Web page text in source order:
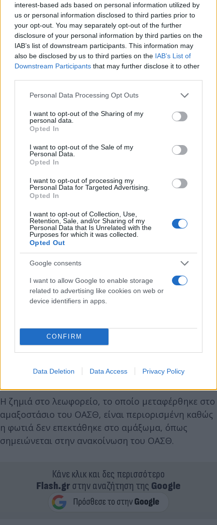
interest-based ads based on personal information utilized by
us or personal information disclosed to third parties prior to
your opt-out. You may separately opt-out of the further
disclosure of your personal information by third parties on the
IAB’s list of downstream participants. This information may
also be disclosed by us to third parties on the IAB’s List of
Downstream Participants that may further disclose it to other
Please note that this website/app uses one or more Google
not limited to your visit or usage behaviour. You may click to
grant or deny consent to Google and its third-party tags to
use your data for below specified purposes in below Google
consent section.
Personal Data Processing Opt Outs
I want to opt-out of the Sharing of my
personal data.
Opted In
I want to opt-out of the Sale of my
Personal Data.
Opted In
I want to opt-out of processing my
Personal Data for Targeted Advertising.
Opted In
I want to opt-out of Collection, Use,
Retention, Sale, and/or Sharing of my
Personal Data that Is Unrelated with the
Purposes for which it was collected.
Opted Out
Google consents
I want to allow Google to enable storage
related to advertising like cookies on web or
device identifiers in apps.
CONFIRM
Data Deletion Data Access Privacy Policy
Ο οδηγός ακινητοποίησε άμεσα το αστικό
λεωφορείο, αποβίβασε με ασφάλεια τους επτά
επιβάτες και ειδοποίησε την Πυροσβεστική
Υπηρεσία, η οποία έσπευσε και έσβησε άμεσα τη
φωτιά.
Η ζημιά στο λεωφορείο, το οποίο μεταφέρθηκε στο
αμαξοστάσιο του ΟΑΣΘ, είναι περιορισμένη καθώς
η φωτιά δεν επεκτάθηκε στο αμάξωμα, όπως
σημειώνεται στην ανακοίνωση του ΟΑΣΘ.
Κάνε κλικ και δες περισσότερο
Flash.grστην αναζήτηση της Google